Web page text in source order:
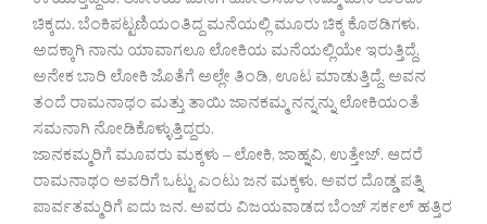
ಚಿಕ್ಕದು. ಬೆಂಕಿಪಟ್ಟಣಿಯಂತಿದ್ದ ಮನೆಯಲ್ಲಿ ಮೂರು ಚಿಕ್ಕ ಕೊಠಡಿಗಳು.
ಅದಕ್ಕಾಗಿ ನಾನು ಯಾವಾಗಲೂ ಲೋಕಿಯ ಮನೆಯಲ್ಲಿಯೇ ಇರುತ್ತಿದ್ದೆ.
ಅನೇಕ ಬಾರಿ ಲೋಕಿ ಜೊತೆಗೆ ಅಲ್ಲೇ ತಿಂಡಿ, ಊಟ ಮಾಡುತ್ತಿದ್ದೆ. ಅವನ
ತಂದೆ ರಾಮನಾಥಂ ಮತ್ತು ತಾಯಿ ಜಾನಕಮ್ಮ ನನ್ನನ್ನು ಲೋಕಿಯಂತೆ
ಸಮನಾಗಿ ನೋಡಿಕೊಳ್ಳುತ್ತಿದ್ದರು.
ಜಾನಕಮ್ಮರಿಗೆ ಮೂವರು ಮಕ್ಕಳು – ಲೋಕಿ, ಜಾಹ್ನವಿ, ಉತ್ತೇಜ್. ಆದರೆ
ರಾಮನಾಥಂ ಅವರಿಗೆ ಒಟ್ಟು ಎಂಟು ಜನ ಮಕ್ಕಳು. ಅವರ ದೊಡ್ಡ ಪತ್ನಿ
ಪಾರ್ವತಮ್ಮರಿಗೆ ಐದು ಜನ. ಅವರು ವಿಜಯವಾಡದ ಬೆಂಜ್ ಸರ್ಕಲ್ ಹತ್ತಿರ